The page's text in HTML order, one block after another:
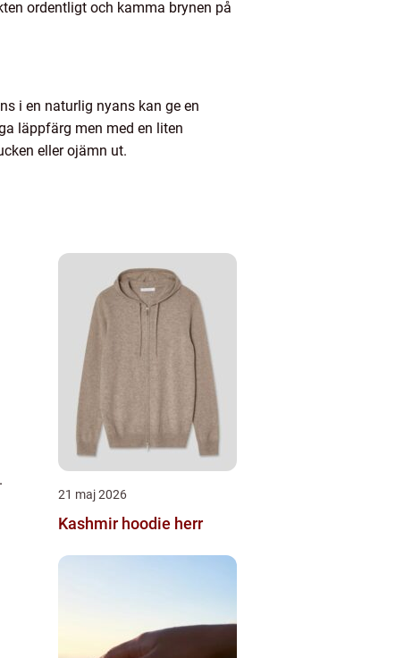
ordentligt och kamma brynen på
i en naturlig nyans kan ge en
läppfärg men med en liten
eller ojämn ut.
21 maj 2026
Kashmir hoodie herr